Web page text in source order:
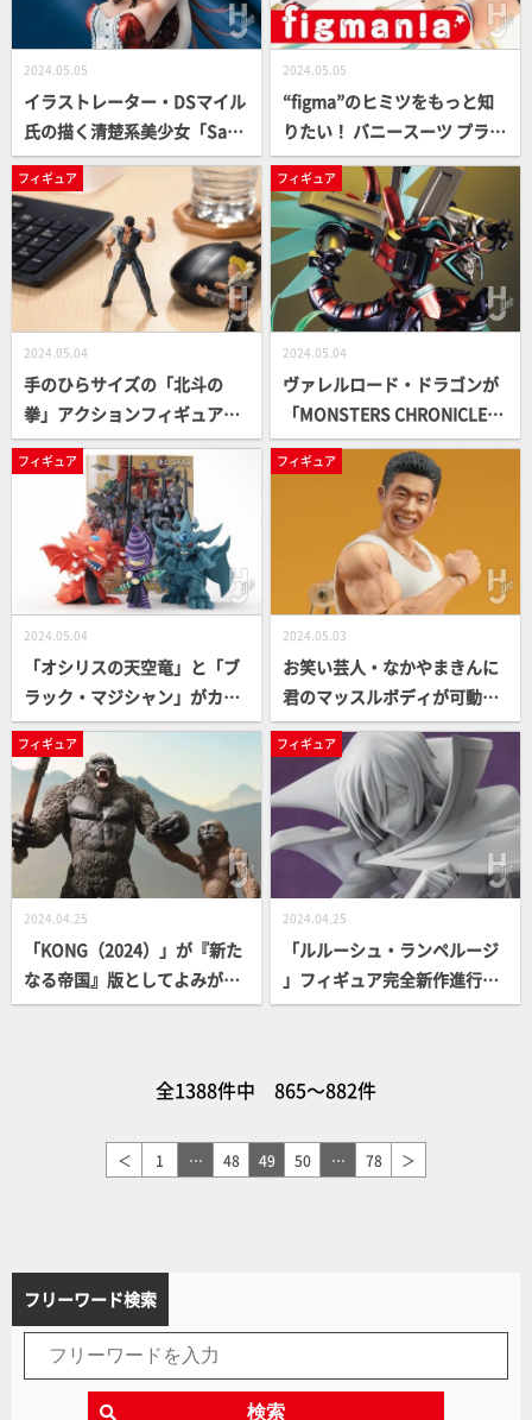
2024.05.05
イラストレーター・DSマイル
氏の描く清楚系美少女「Sara
h」がファンシーな女王様風
バニー姿で立体化！
2024.05.05
“figma”のヒミツをもっと知
りたい！ バニースーツ プラン
ニング「ソフィア・F・シャ
ーリング ビキニ ver.」を徹底
解剖！
フィギュア
2024.05.04
手のひらサイズの「北斗の
拳」アクションフィギュアが
いよいよ発売！ 最新情報とと
もにラインナップをおさらい
しよう！【DIGACTION】
フィギュア
2024.05.04
ヴァレルロード・ドラゴンが
「MONSTERS CHRONICLE」
最新作に顕現！ 遊城十代と不
動遊星が揃って「ねんどろい
ど」化【遊☆戯☆王】
フィギュア
2024.05.04
「オシリスの天空竜」と「ブ
ラック・マジシャン」がカー
トゥーン風なデフォルメに！
新シリーズ「MEGATOON」
がメガハウスより始動！【遊
☆戯☆王】
フィギュア
2024.05.03
お笑い芸人・なかやまきんに
君のマッスルボディが可動フ
ィギュアに！ お馴染みのポー
ジングも再現可能！ 【figm
a】
フィギュア
2024.04.25
「KONG（2024）」が『新た
なる帝国』版としてよみがえ
る！相棒の「SUKO」も付
フィギュア
2024.04.25
「ルルーシュ・ランペルージ
」フィギュア完全新作進行
中！ 5月公開『コードギアス
ク！
全1388件中 865～882件
＜ 1 … 48 49 50 … 78 ＞
フリーワード検索
検索